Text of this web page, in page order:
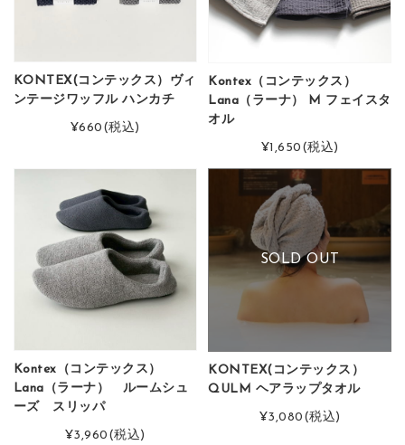
KONTEX(コンテックス）ヴィ
ンテージワッフル ハンカチ
¥660 (税込)
Kontex（コンテックス）
Lana（ラーナ） M フェイスタ
オル
¥1,650 (税込)
Kontex（コンテックス）
Lana（ラーナ） ルームシュ
ーズ スリッパ
¥3,960 (税込)
SOLD OUT
KONTEX(コンテックス）
QULM ヘアラップタオル
¥3,080 (税込)